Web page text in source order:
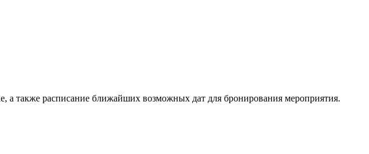
также расписание ближайших возможных дат для бронирования мероприятия.